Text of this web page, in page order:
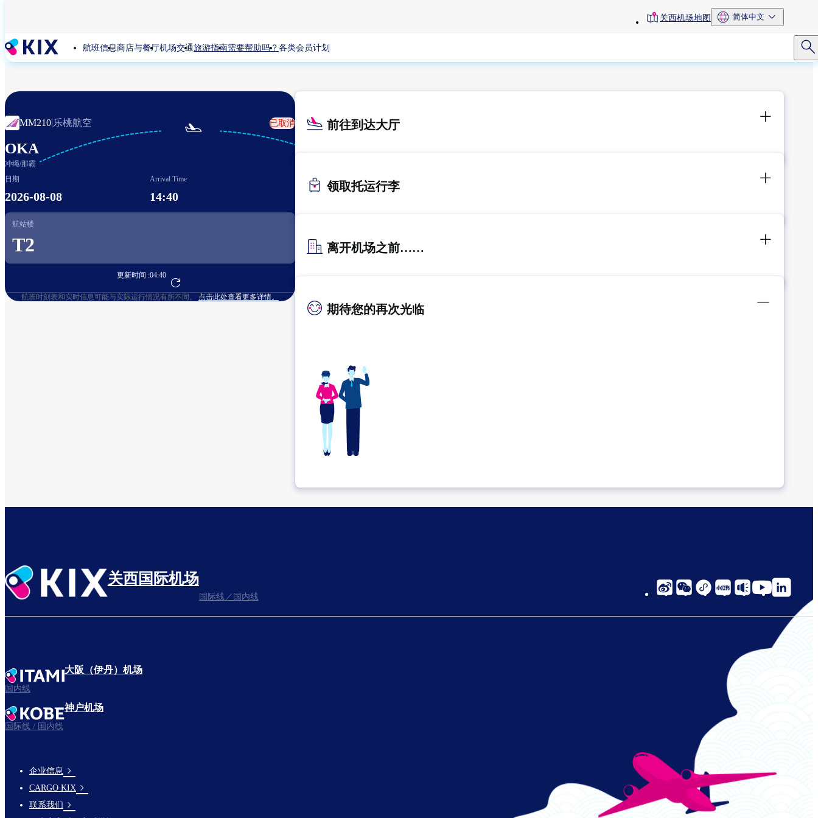
到
主
要
toolbar关西机场地图 简体中文
航班信息商店与餐厅机场交通旅游指南需要帮助吗？ 各类会员计划
MM210|乐桃航空 已取消
OKA
冲绳/那霸

日期
2026-08-08
Arrival Time
14:40
航站楼
T2
更新时间 :04:40
前往航班预订
航班时刻表和实时信息可能与实际运行情况有所不同。 点击此处查看更多详情。
前往到达大厅
领取托运行李
离开机场之前……
期待您的再次光临
关西国际机场
国际线／国内线
大阪（伊丹）机场
国内线
神户机场
国际线 / 国内线
footer-
links-
企业信息
CARGO KIX
联系我们
social-
cn-